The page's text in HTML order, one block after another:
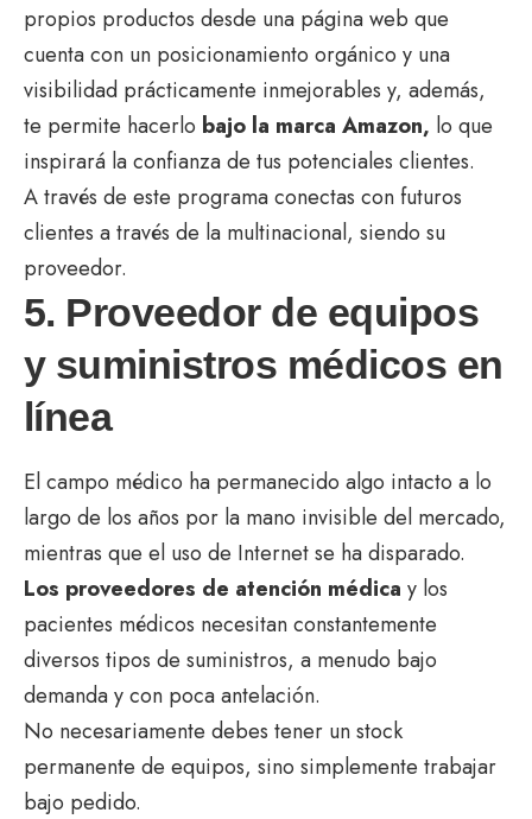
propios productos desde una página web que
cuenta con un posicionamiento orgánico y una
visibilidad prácticamente inmejorables y, además,
te permite hacerlo bajo la marca Amazon, lo que
inspirará la confianza de tus potenciales clientes.
A través de este programa conectas con futuros
clientes a través de la multinacional, siendo su
proveedor.
5. Proveedor de equipos
y suministros médicos en
línea
El campo médico ha permanecido algo intacto a lo
largo de los años por la mano invisible del mercado,
mientras que el uso de Internet se ha disparado.
Los proveedores de atención médica y los
pacientes médicos necesitan constantemente
diversos tipos de suministros, a menudo bajo
demanda y con poca antelación.
No necesariamente debes tener un stock
permanente de equipos, sino simplemente trabajar
bajo pedido.